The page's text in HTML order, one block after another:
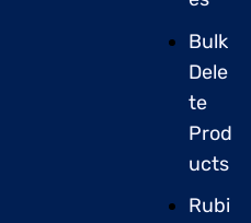
Bulk
Dele
te
Prod
ucts
Rubi